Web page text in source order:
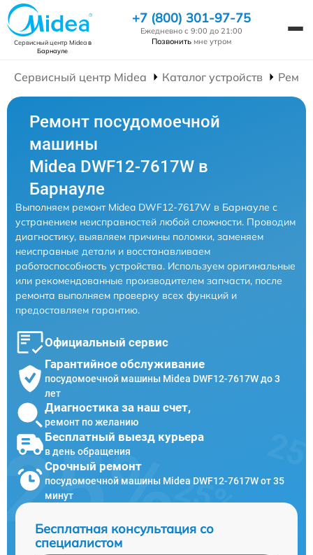
Сервисный центр Mideaв
Барнауле
+7 (800) 301-97-75
Ежедневно с 9:00 до 21:00
Позвонить мне утром
Сервисный центр Midea Каталог устройств
Ремонт посудомоечной
машины
Midea DWF12-7617W в
Барнауле
Выполняем ремонт Midea DWF12-7617W в Барнауле с
устранением неисправностей любой сложности. Проводим
диагностику, выявляем причины поломки, заменяем
неисправные детали и восстанавливаем
работоспособность устройства. Используем оригинальные
или рекомендованные производителем запчасти, после
ремонта выполняем проверку всех функций и
предоставляем гарантию.
Официальный сервис
Гарантийное обслуживание
посудомоечной машины Midea DWF12-7617W до 3
лет
Диагностика за наш счет,
ремонт по желанию
Бесплатный выезд курьера
в день обращения
Срочный ремонт
посудомоечной машины Midea DWF12-7617W от 35
минут
Бесплатная консультация со
специалистом